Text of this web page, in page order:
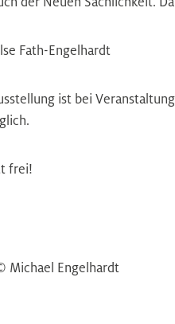
Fath-Engelhardt
ist bei
frei!
Michael Engelhardt